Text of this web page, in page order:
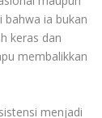
bahwa ia bukan
keras dan
membalikkan
menjadi